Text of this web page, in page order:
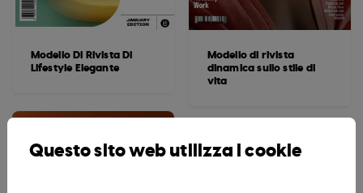
Modello Di Rivista Di
Lifestyle Elegante
Modello di rivista
dinamica sullo stile di
vita
Questo sito web utilizza i cookie